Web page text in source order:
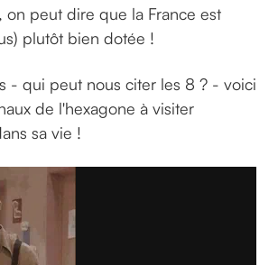
on peut dire que la France est
plutôt bien dotée !
- qui peut nous citer les 8 ? - voici
de l'hexagone à visiter
sa vie !